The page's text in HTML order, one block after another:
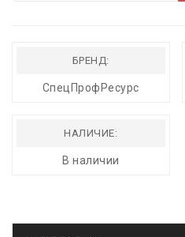
БРЕНД:
СпецПрофРесурс
НАЛИЧИЕ:
В наличии